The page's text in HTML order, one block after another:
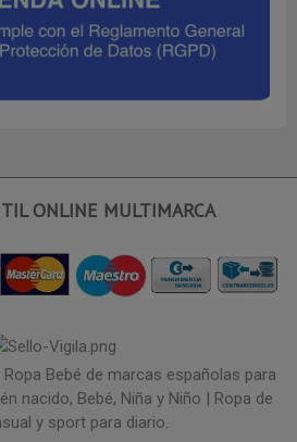
ONLINE MULTIMARCA
Bebé de marcas españolas para
nacido, Bebé, Niña y Niño | Ropa de
y sport para diario.